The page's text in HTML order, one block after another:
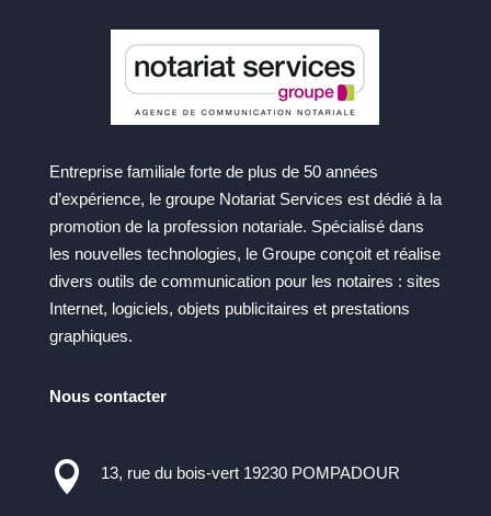
Entreprise familiale forte de plus de 50 années
d’expérience, le groupe Notariat Services est dédié à la
promotion de la profession notariale. Spécialisé dans
les nouvelles technologies, le Groupe conçoit et réalise
divers outils de communication pour les notaires : sites
Internet, logiciels, objets publicitaires et prestations
graphiques.
Nous contacter
 13, rue du bois-vert 19230 POMPADOUR